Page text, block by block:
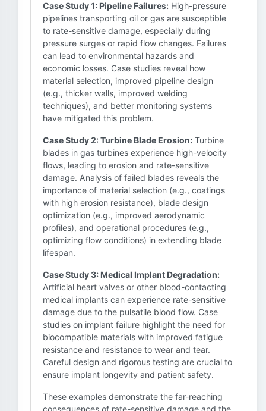
Case Study 1: Pipeline Failures: High-pressure
pipelines transporting oil or gas are susceptible
to rate-sensitive damage, especially during
pressure surges or rapid flow changes. Failures
can lead to environmental hazards and
economic losses. Case studies reveal how
material selection, improved pipeline design
(e.g., thicker walls, improved welding
techniques), and better monitoring systems
have mitigated this problem.
Case Study 2: Turbine Blade Erosion: Turbine
blades in gas turbines experience high-velocity
flows, leading to erosion and rate-sensitive
damage. Analysis of failed blades reveals the
importance of material selection (e.g., coatings
with high erosion resistance), blade design
optimization (e.g., improved aerodynamic
profiles), and operational procedures (e.g.,
optimizing flow conditions) in extending blade
lifespan.
Case Study 3: Medical Implant Degradation:
Artificial heart valves or other blood-contacting
medical implants can experience rate-sensitive
damage due to the pulsatile blood flow. Case
studies on implant failure highlight the need for
biocompatible materials with improved fatigue
resistance and resistance to wear and tear.
Careful design and rigorous testing are crucial to
ensure implant longevity and patient safety.
These examples demonstrate the far-reaching
consequences of rate-sensitive damage and the